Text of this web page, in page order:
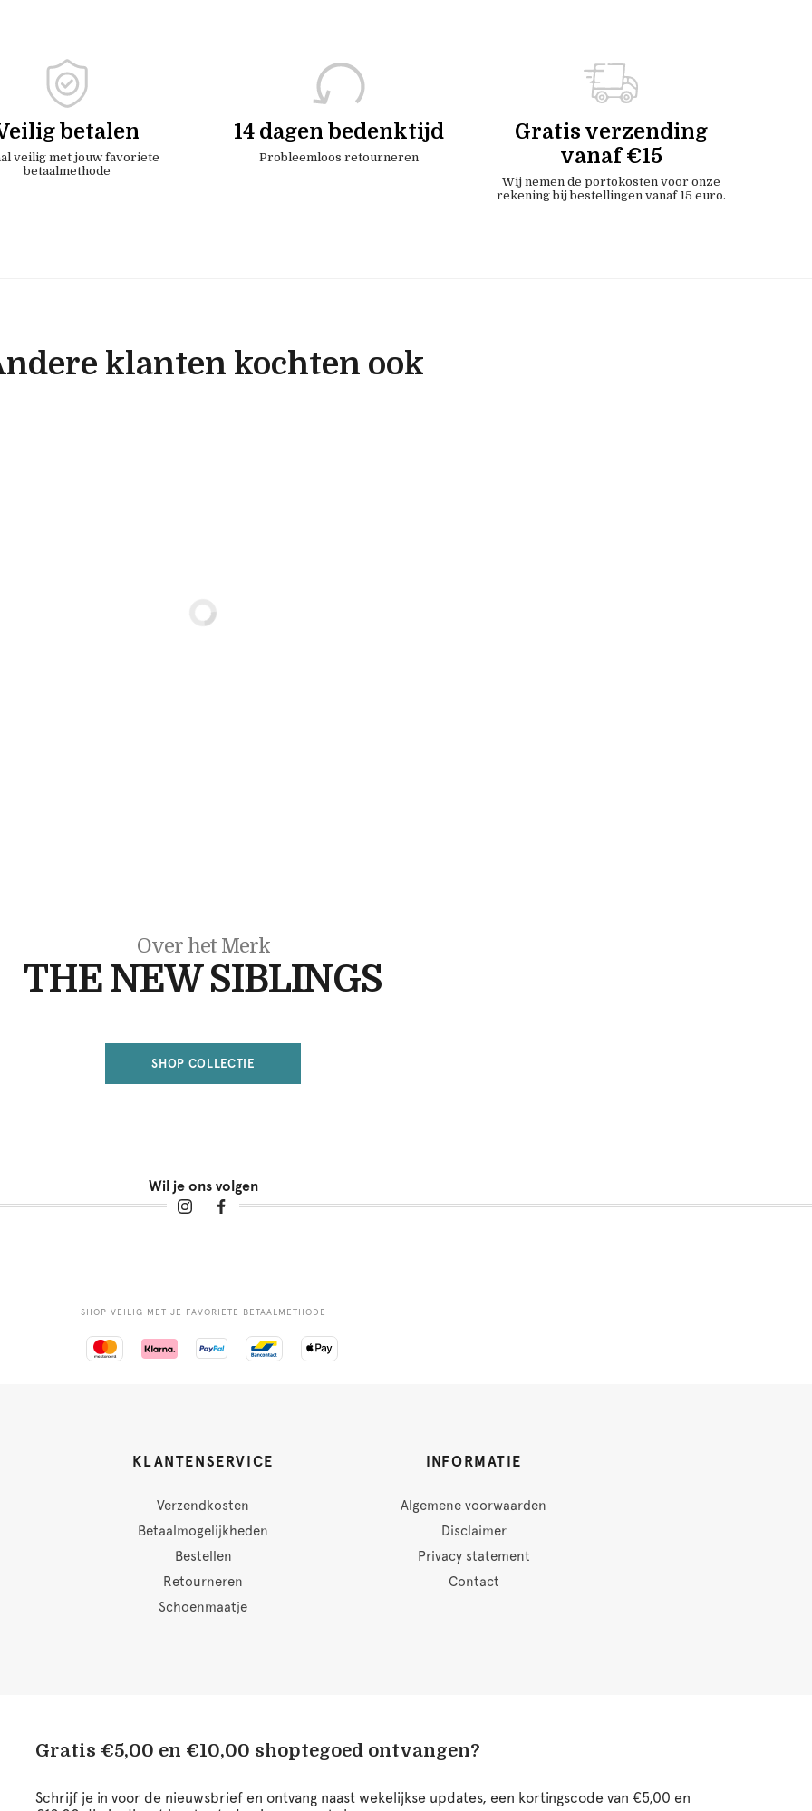
betalen
veilig met jouw favoriete
betaalmethode
14 dagen bedenktijd
Probleemloos retourneren
Gratis verzending
vanaf €15
Wij nemen de portokosten voor onze
rekening bij bestellingen vanaf 15 euro.
klanten kochten ook
Over het Merk
THE NEW SIBLINGS
SHOP COLLECTIE
Wil je ons volgen
SHOP VEILIG MET JE FAVORIETE BETAALMETHODE
KLANTENSERVICE
Verzendkosten
Betaalmogelijkheden
Bestellen
Retourneren
Schoenmaatje
INFORMATIE
Algemene voorwaarden
Disclaimer
Privacy statement
Contact
Gratis €5,00 en €10,00 shoptegoed ontvangen?
Schrijf je in voor de nieuwsbrief en ontvang naast wekelijkse updates, een kortingscode van €5,00 en